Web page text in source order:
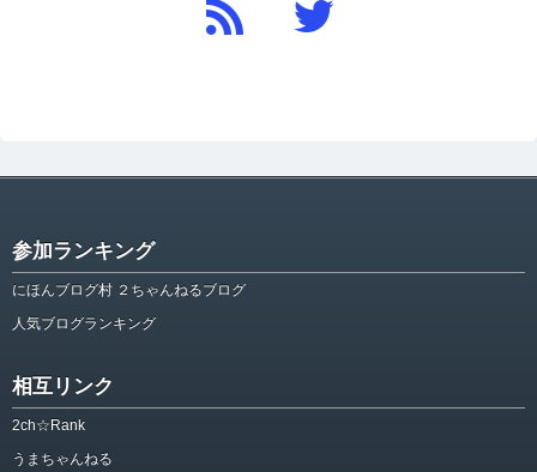
参加ランキング
にほんブログ村 ２ちゃんねるブログ
人気ブログランキング
相互リンク
2ch☆Rank
うまちゃんねる